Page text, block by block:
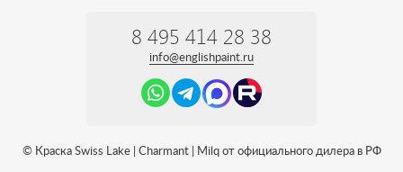
8 495 414 28 38
info@englishpaint.ru
© Краска Swiss Lake | Charmant | Milq от официального дилера в РФ